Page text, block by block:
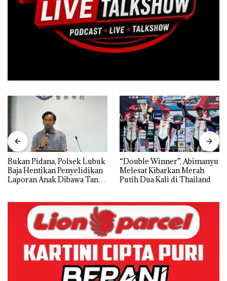
Bukan Pidana, Polsek Lubuk
Baja Hentikan Penyelidikan
Laporan Anak Dibawa Tanpa
“Double Winner”, Abimanyu
Melesat Kibarkan Merah
Putih Dua Kali di Thailand